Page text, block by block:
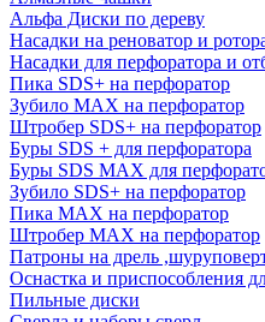
Альфа Диски по дереву
Насадки на реноватор и
Насадки для перфоратора и
Пика SDS+ на перфоратор
Зубило MAX на перфоратор
Штробер SDS+ на перфоратор
Буры SDS + для перфоратора
Буры SDS MAX для
Зубило SDS+ на перфоратор
Пика MAX на перфоратор
Штробер MAX на перфоратор
Патроны на дрель
Оснастка и приспособления
Пильные диски